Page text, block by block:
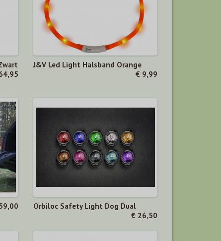
J&V Led Light Halsband Orange
€ 9,99
Orbiloc Safety Light Dog Dual
€ 26,50